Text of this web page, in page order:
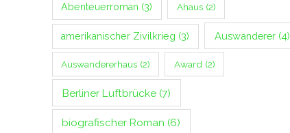
Abenteuerroman (3) Ahaus(2)
amerikanischer Zivilkrieg (3) Auswanderer(4)
Auswandererhaus (2) Award (2)
Berliner Luftbrücke(7)
biografischer Roman (6)